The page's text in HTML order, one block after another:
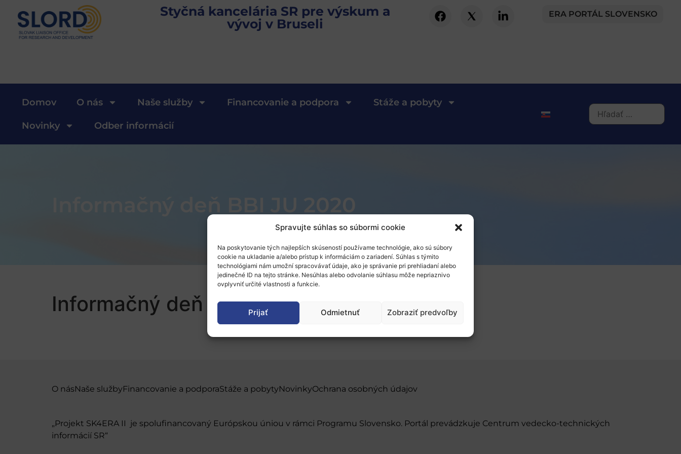
Spravujte súhlas so súbormi cookie
Na poskytovanie tých najlepších skúseností používame technológie, ako sú súbory
cookie na ukladanie a/alebo prístup k informáciám o zariadení. Súhlas s týmito
technológiami nám umožní spracovávať údaje, ako je správanie pri prehliadaní alebo
jedinečné ID na tejto stránke. Nesúhlas alebo odvolanie súhlasu môže nepriaznivo
ovplyvniť určité vlastnosti a funkcie.
Prijať Odmietnuť Zobraziť predvoľby
Styčná kancelária SR pre výskum a
vývoj v Bruseli
ERA PORTÁL SLOVENSKO
Domov O nás Naše služby Financovanie a podpora Stáže a pobyty
Novinky Odber informácií
Informačný deň BBI JU 2020
Informačný deň BBI JU 2020
O násNaše službyFinancovanie a podporaStáže a pobytyNovinkyOchrana osobných údajov
„Projekt SK4ERA II je spolufinancovaný Európskou úniou v rámci Programu Slovensko. Portál prevádzkuje Centrum vedecko-technických
informácií SR“